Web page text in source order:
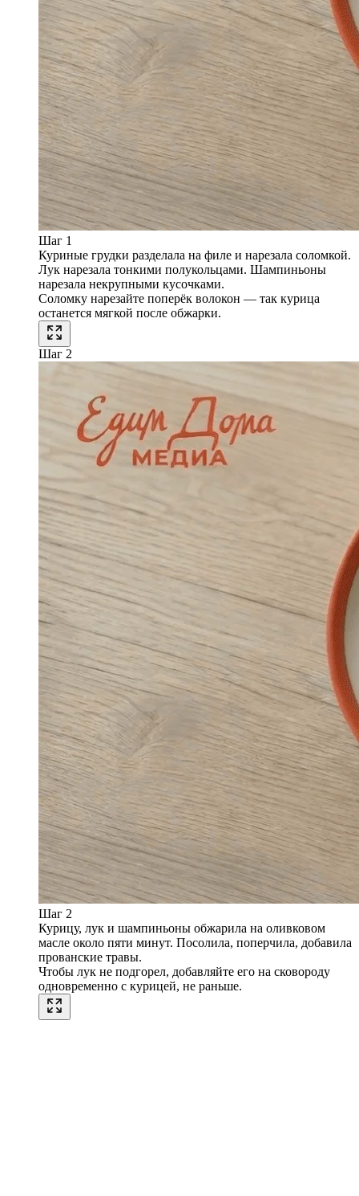
Шаг 1
Куриные грудки разделала на филе и нарезала соломкой.
Лук нарезала тонкими полукольцами. Шампиньоны
нарезала некрупными кусочками.
Соломку нарезайте поперёк волокон — так курица
останется мягкой после обжарки.
Шаг 2
Шаг 2
Курицу, лук и шампиньоны обжарила на оливковом
масле около пяти минут. Посолила, поперчила, добавила
прованские травы.
Чтобы лук не подгорел, добавляйте его на сковороду
одновременно с курицей, не раньше.